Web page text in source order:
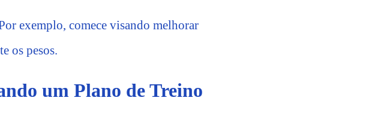
exemplo, comece visando melhorar
os pesos.
um Plano de Treino